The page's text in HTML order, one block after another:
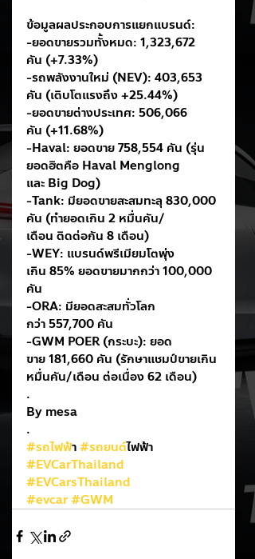
ข้อมูลผลประกอบการแยกแบรนด์:
-ยอดขายรวมทั้งหมด: 1,323,672
คัน (+7.33%)
-รถพลังงานใหม่ (NEV): 403,653
คัน (เติบโตแรงถึง +25.44%)
-ยอดขายต่างประเทศ: 506,066
คัน (+11.68%)
-Haval: ยอดขาย 758,554 คัน (รุ่น
ยอดฮิตคือ Haval Menglong
และ Big Dog)
-Tank: มียอดขายสะสมทะลุ 830,000
คัน (ทำยอดเกิน 2 หมื่นคัน/
เดือน ติดต่อกัน 8 เดือน)
-WEY: แบรนด์พรีเมียมโตพุ่ง
เกิน 85% ยอดขายมากกว่า 100,000
คัน
-ORA: มียอดสะสมทั่วโลก
กว่า 557,700 คัน
-GWM POER (กระบะ): ยอด
ขาย 181,660 คัน (รักษาแชมป์ขายเกิน
หมื่นคัน/เดือน ต่อเนื่อง 62 เดือน)
.
By mesa
.
#รถไฟฟ้า #รถยนต์ไฟฟ้า
#EVCarThailand
#EVCarsThailand
#evcar#GWM